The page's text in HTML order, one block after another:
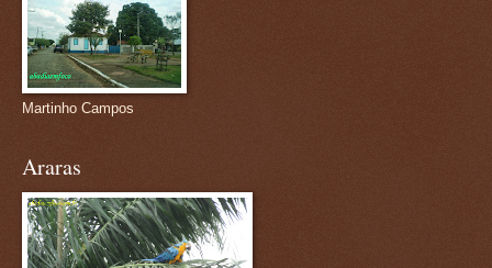
Martinho Campos
Araras